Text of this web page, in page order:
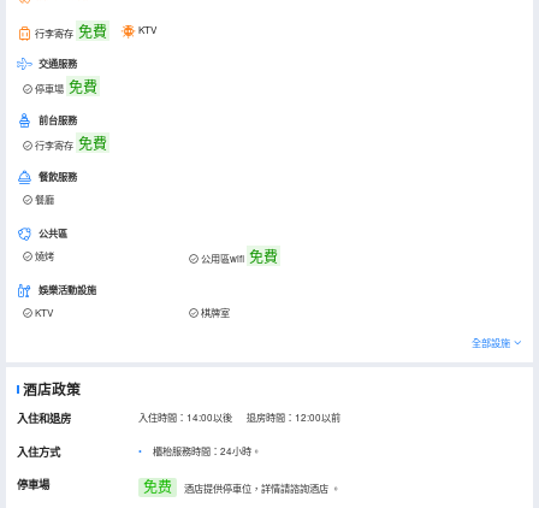
行李寄存 免費 KTV
交通服務
停車場 免費
前台服務
行李寄存 免費
餐飲服務
餐廳
公共區
燒烤 公用區wifi 免費
娛樂活動設施
KTV 棋牌室
全部設施
酒店政策
入住和退房 入住時間：14:00以後 退房時間：12:00以前
入住方式 櫃枱服務時間：24小時。
停車場 免费 酒店提供停車位，詳情請諮詢酒店 。